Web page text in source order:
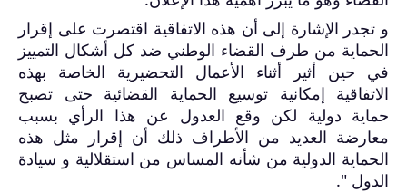
و تجدر الإشارة إلى أن هذه الاتفاقية اقتصرت على إقرار
الحماية من طرف القضاء الوطني ضد كل أشكال التمييز
في حين أثير أثناء الأعمال التحضيرية الخاصة بهذه
الاتفاقية إمكانية توسيع الحماية القضائية حتى تصبح
حماية دولية لكن وقع العدول عن هذا الرأي بسبب
معارضة العديد من الأطراف ذلك أن إقرار مثل هذه
الحماية الدولية من شأنه المساس من استقلالية و سيادة
الدول ".